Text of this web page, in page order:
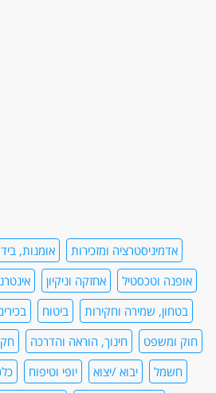
אדמיניסטרציה ומזכירות אומנות,
אופנה וטכסטיל
אחזקה וניקיון
בטחון, שמירה וחקירות
ביטוח
חוק ומשפט
חינוך, הוראה והדרכה
חשמל
יבוא /יצוא יופי וטיפוח